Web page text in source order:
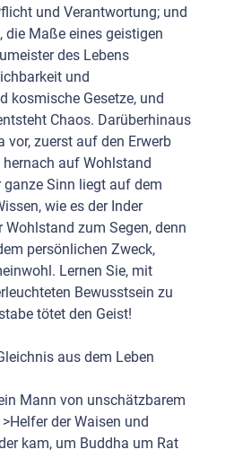
und Verantwortung; und
Maße eines geistigen
des Lebens
und
kosmische Gesetze, und
Chaos. Darüberhinaus
vor, zuerst auf den Erwerb
auf Wohlstand
ganze Sinn liegt auf dem
wie es der Inder
Wohlstand zum Segen, denn
persönlichen Zweck,
Lernen Sie, mit
Bewusstsein zu
tötet den Geist!
aus dem Leben
Mann von unschätzbarem
der Waisen und
kam, um Buddha um Rat